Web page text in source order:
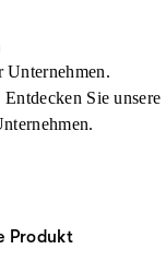
Unternehmen.
Sie unsere
Produkt